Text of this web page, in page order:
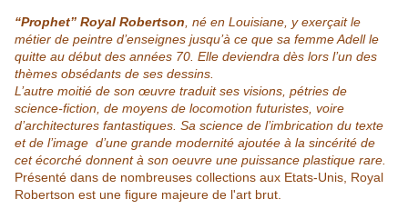
“Prophet” Royal Robertson , né en Louisiane, y exerçait le
métier de peintre d’enseignes jusqu’à ce que sa femme Adell le
quitte au début des années 70. Elle deviendra dès lors l’un des
thèmes obsédants de ses dessins.
L’autre moitié de son œuvre traduit ses visions, pétries de
science-fiction, de moyens de locomotion futuristes, voire
d’architectures fantastiques. Sa science de l’imbrication du texte
et de l’image d’une grande modernité ajoutée à la sincérité de
cet écorché donnent à son oeuvre une puissance plastique rare.
Présenté dans de nombreuses collections aux Etats-Unis, Royal
Robertson est une figure majeure de l'art brut.